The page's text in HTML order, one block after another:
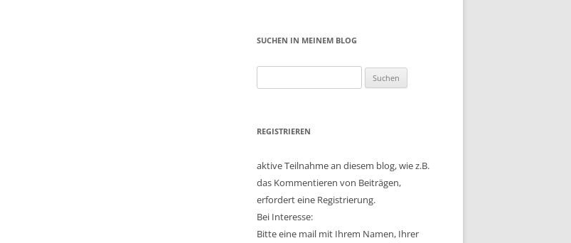
SUCHEN IN MEINEM BLOG
nach:
REGISTRIEREN
aktive Teilnahme an diesem blog, wie z.B.
das Kommentieren von Beiträgen,
erfordert eine Registrierung.
Bei Interesse:
Bitte eine mail mit Ihrem Namen, Ihrer